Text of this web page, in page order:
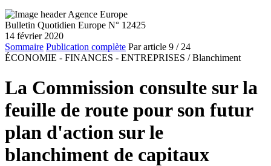
Bulletin Quotidien Europe N° 12425
14 février 2020
Sommaire Publication complète Par article 9 / 24
ÉCONOMIE - FINANCES - ENTREPRISES / Blanchiment
La Commission consulte sur la
feuille de route pour son futur
plan d'action sur le
blanchiment de capitaux